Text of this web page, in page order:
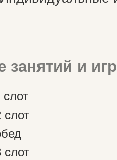
занятий и игр
слот
слот